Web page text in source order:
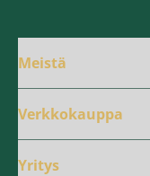
Meistä
Verkkokauppa
Yritys